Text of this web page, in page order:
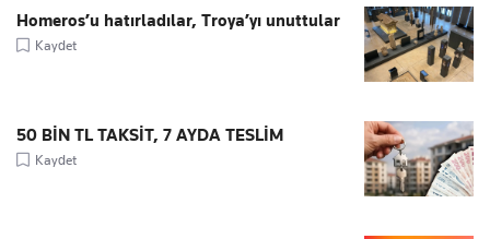
Homeros’u hatırladılar, Troya’yı unuttular
Kaydet
50 BİN TL TAKSİT, 7 AYDA TESLİM
Kaydet